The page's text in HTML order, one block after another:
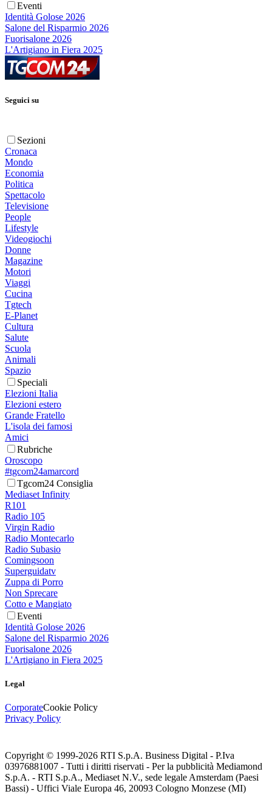
Eventi
Identità Golose 2026
Salone del Risparmio 2026
Fuorisalone 2026
L'Artigiano in Fiera 2025
Seguici su
Sezioni
Cronaca
Mondo
Economia
Politica
Spettacolo
Televisione
People
Lifestyle
Videogiochi
Donne
Magazine
Motori
Viaggi
Cucina
Tgtech
E-Planet
Cultura
Salute
Scuola
Animali
Spazio
Speciali
Elezioni Italia
Elezioni estero
Grande Fratello
L'isola dei famosi
Amici
Rubriche
Oroscopo
#tgcom24amarcord
Tgcom24 Consiglia
Mediaset Infinity
R101
Radio 105
Virgin Radio
Radio Montecarlo
Radio Subasio
Comingsoon
Superguidatv
Zuppa di Porro
Non Sprecare
Cotto e Mangiato
Eventi
Identità Golose 2026
Salone del Risparmio 2026
Fuorisalone 2026
L'Artigiano in Fiera 2025
Legal
CorporateCookie Policy
Privacy Policy
Copyright © 1999-2026 RTI S.p.A. Business Digital - P.Iva
03976881007 - Tutti i diritti riservati - Per la pubblicità Mediamond
S.p.A. - RTI S.p.A., Mediaset N.V., sede legale Amsterdam (Paesi
Bassi) - Uffici Viale Europa 46, 20093 Cologno Monzese (MI)